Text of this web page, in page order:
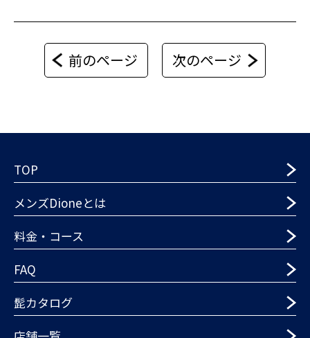
前のページ 次のページ
TOP
メンズDioneとは
料金・コース
FAQ
髭カタログ